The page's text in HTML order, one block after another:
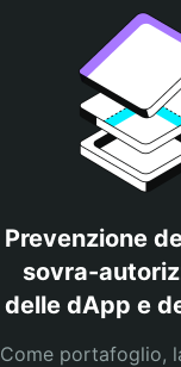
Prevenzione
sovra-
delle dApp e
Come portafoglio,